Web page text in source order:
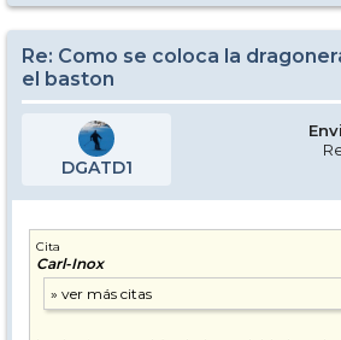
Re: Como se coloca la
el baston
DGATD1
Cita
Carl-Inox